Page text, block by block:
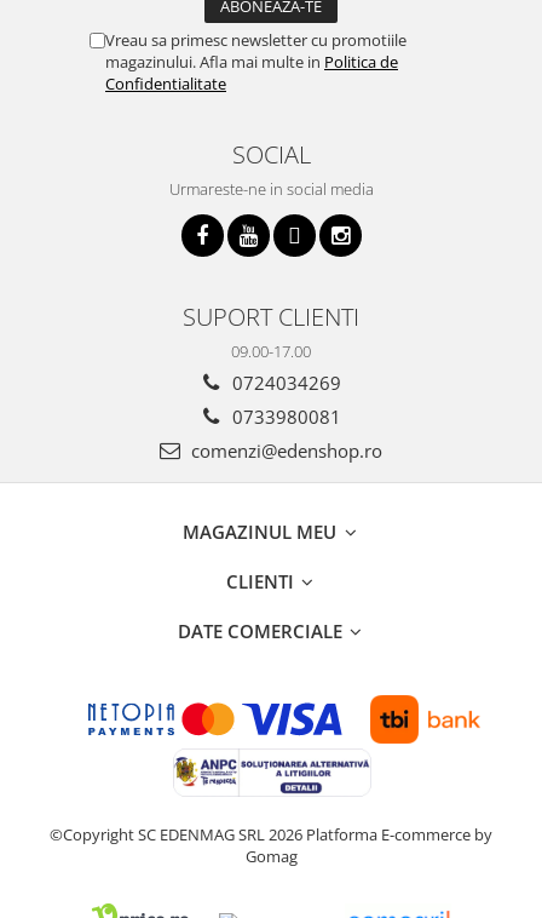
Vreau sa primesc newsletter cu promotiile
magazinului. Afla mai multe in Politica de
Confidentialitate
SOCIAL
Urmareste-ne in social media
SUPORT CLIENTI
09.00-17.00
0724034269
0733980081
comenzi@edenshop.ro
MAGAZINUL MEU
CLIENTI
DATE COMERCIALE
©Copyright SC EDENMAG SRL 2026 Platforma E-commerce by
Gomag